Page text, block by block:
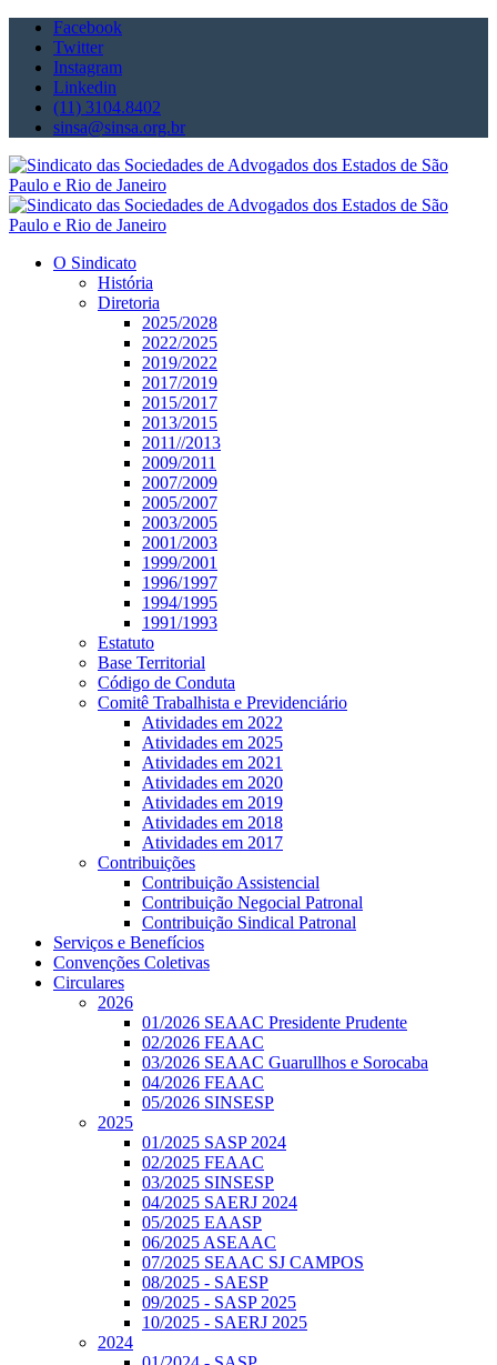
Facebook
Twitter
Instagram
Linkedin
(11) 3104.8402
sinsa@sinsa.org.br
O Sindicato
História
Diretoria
2025/2028
2022/2025
2019/2022
2017/2019
2015/2017
2013/2015
2011//2013
2009/2011
2007/2009
2005/2007
2003/2005
2001/2003
1999/2001
1996/1997
1994/1995
1991/1993
Estatuto
Base Territorial
Código de Conduta
Comitê Trabalhista e Previdenciário
Atividades em 2022
Atividades em 2025
Atividades em 2021
Atividades em 2020
Atividades em 2019
Atividades em 2018
Atividades em 2017
Contribuições
Contribuição Assistencial
Contribuição Negocial Patronal
Contribuição Sindical Patronal
Serviços e Benefícios
Convenções Coletivas
Circulares
2026
01/2026 SEAAC Presidente Prudente
02/2026 FEAAC
03/2026 SEAAC Guarullhos e Sorocaba
04/2026 FEAAC
05/2026 SINSESP
2025
01/2025 SASP 2024
02/2025 FEAAC
03/2025 SINSESP
04/2025 SAERJ 2024
05/2025 EAASP
06/2025 ASEAAC
07/2025 SEAAC SJ CAMPOS
08/2025 - SAESP
09/2025 - SASP 2025
10/2025 - SAERJ 2025
2024